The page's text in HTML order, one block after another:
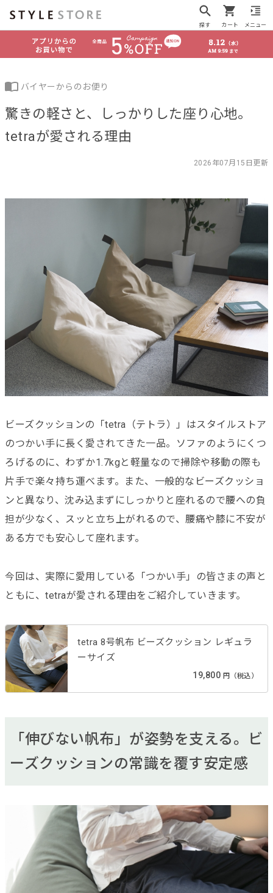
探す カート メニュー
バイヤーからのお便り
驚きの軽さと、しっかりした座り心地。
tetraが愛される理由
2026年07月15日更新
ビーズクッションの「tetra（テトラ）」はスタイルストア
のつかい手に長く愛されてきた一品。ソファのようにくつ
ろげるのに、わずか1.7kgと軽量なので掃除や移動の際も
片手で楽々持ち運べます。また、一般的なビーズクッショ
ンと異なり、沈み込まずにしっかりと座れるので腰への負
担が少なく、スッと立ち上がれるので、腰痛や膝に不安が
ある方でも安心して座れます。
今回は、実際に愛用している「つかい手」の皆さまの声と
ともに、tetraが愛される理由をご紹介していきます。
tetra 8号帆布 ビーズクッション レギュラ
ーサイズ
19,800 円（税込）
「伸びない帆布」が姿勢を支える。ビ
ーズクッションの常識を覆す安定感